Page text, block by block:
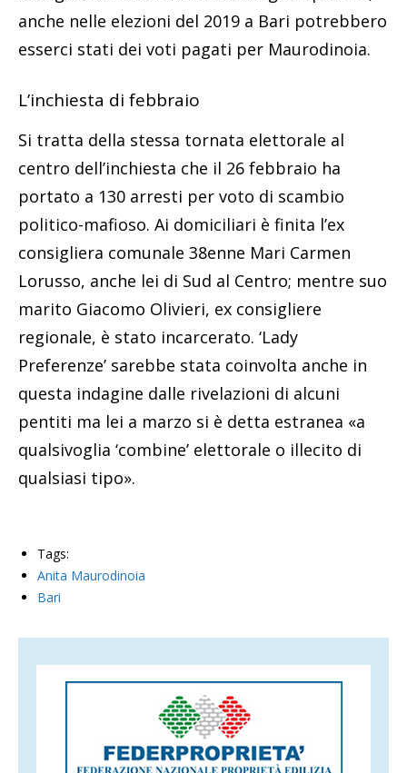
anche nelle elezioni del 2019 a Bari potrebbero
esserci stati dei voti pagati per Maurodinoia.
L’inchiesta di febbraio
Si tratta della stessa tornata elettorale al
centro dell’inchiesta che il 26 febbraio ha
portato a 130 arresti per voto di scambio
politico-mafioso. Ai domiciliari è finita l’ex
consigliera comunale 38enne Mari Carmen
Lorusso, anche lei di Sud al Centro; mentre suo
marito Giacomo Olivieri, ex consigliere
regionale, è stato incarcerato. ‘Lady
Preferenze’ sarebbe stata coinvolta anche in
questa indagine dalle rivelazioni di alcuni
pentiti ma lei a marzo si è detta estranea «a
qualsivoglia ‘combine’ elettorale o illecito di
qualsiasi tipo».
Tags:
Anita Maurodinoia
Bari